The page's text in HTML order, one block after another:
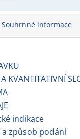
Souhrnné informace
KVANTITATIVNÍ
indikace
a způsob podání